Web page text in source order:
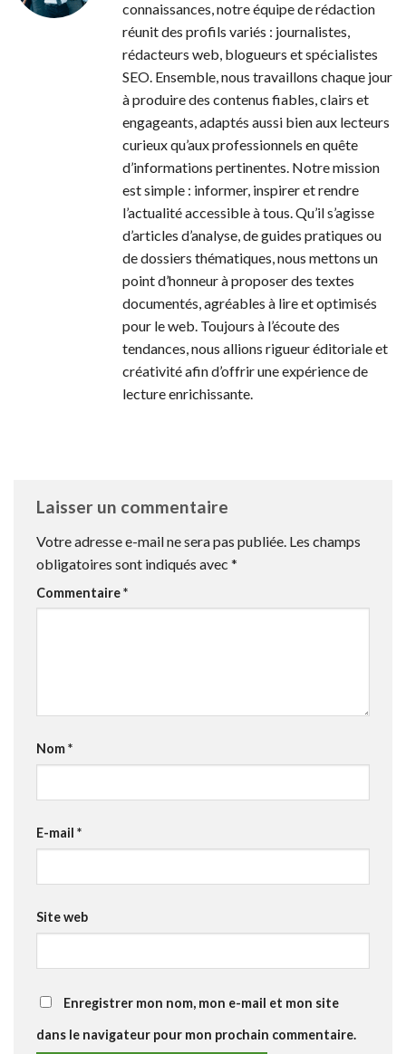
connaissances, notre équipe de rédaction
réunit des profils variés : journalistes,
rédacteurs web, blogueurs et spécialistes
SEO. Ensemble, nous travaillons chaque jour
à produire des contenus fiables, clairs et
engageants, adaptés aussi bien aux lecteurs
curieux qu’aux professionnels en quête
d’informations pertinentes. Notre mission
est simple : informer, inspirer et rendre
l’actualité accessible à tous. Qu’il s’agisse
d’articles d’analyse, de guides pratiques ou
de dossiers thématiques, nous mettons un
point d’honneur à proposer des textes
documentés, agréables à lire et optimisés
pour le web. Toujours à l’écoute des
tendances, nous allions rigueur éditoriale et
créativité afin d’offrir une expérience de
lecture enrichissante.
Laisser un commentaire
Votre adresse e-mail ne sera pas publiée. Les champs
obligatoires sont indiqués avec *
Commentaire*
Nom*
E-mail *
Site web
Enregistrer mon nom, mon e-mail et mon site
dans le navigateur pour mon prochain commentaire.